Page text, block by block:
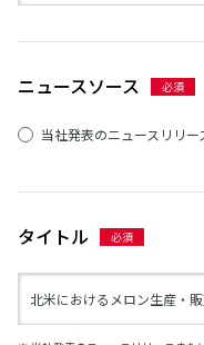
ニュースソース
当社発表のニュースリリー
タイトル